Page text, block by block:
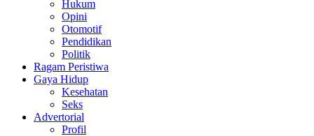
Hukum
Opini
Otomotif
Pendidikan
Politik
Ragam Peristiwa
Gaya Hidup
Kesehatan
Seks
Advertorial
Profil